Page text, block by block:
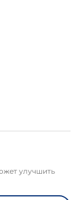
улучшить